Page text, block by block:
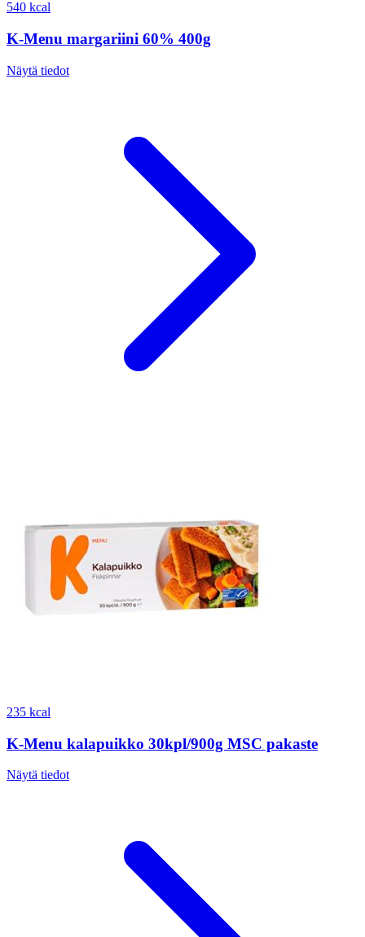
540 kcal
K-Menu margariini 60% 400g
Näytä tiedot
235 kcal
K-Menu kalapuikko 30kpl/900g MSC pakaste
Näytä tiedot